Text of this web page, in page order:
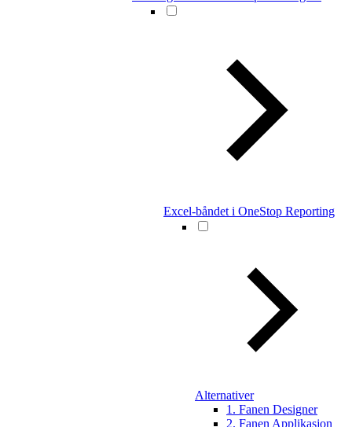
Excel-båndet i OneStop Reporting
Alternativer
1. Fanen Designer
2. Fanen Applikasjon